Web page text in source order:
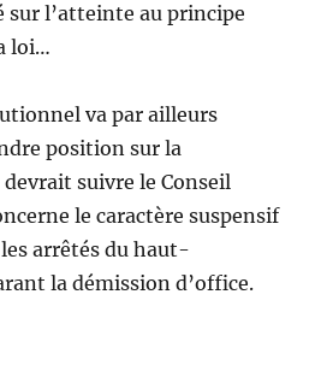
sur l’atteinte au principe
loi…
va par ailleurs
position sur la
suivre le Conseil
le caractère suspensif
arrêtés du haut-
la démission d’office.